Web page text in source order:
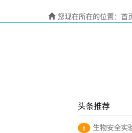
您现在所在的位置： 首
头条推荐
生物安全实